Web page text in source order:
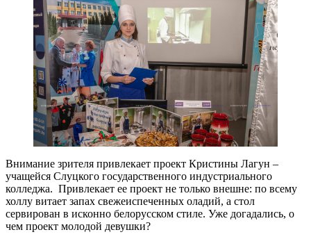
Внимание зрителя привлекает проект Кристины Лагун –
учащейся Слуцкого государственного индустриального
колледжа. Привлекает ее проект не только внешне: по всему
холлу витает запах свежеиспеченных оладий, а стол
сервирован в исконно белорусском стиле. Уже догадались, о
чем проект молодой девушки?